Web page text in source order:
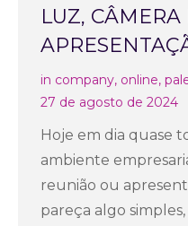
LUZ, CÂMERA
in company, online,
27 de agosto de 2024
Hoje em dia quase
ambiente
reunião ou
pareça algo